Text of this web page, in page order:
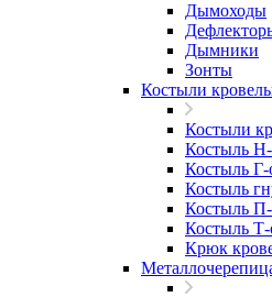
Дымоходы
Дымники
Зонты
Костыли
Костыли
Костыль
Костыль
Костыль
Костыль
Костыль
Крюк